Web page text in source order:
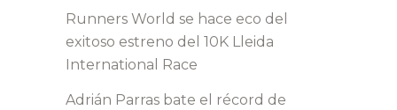
Runners World se hace eco del
exitoso estreno del 10K Lleida
International Race
Adrián Parras bate el récord de